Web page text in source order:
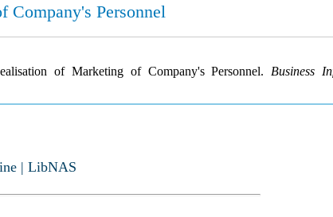
Personnel
of Marketing of Company's Personnel. Business
| LibNAS